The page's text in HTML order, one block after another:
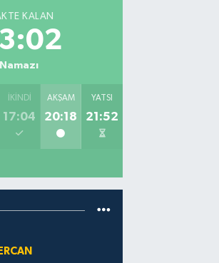
KALAN
İKINDI
17:04
AKŞAM
20:18
YATSI
21:52